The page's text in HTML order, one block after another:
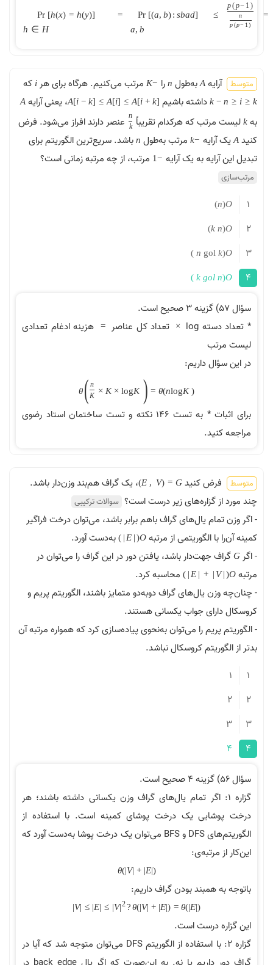
Pr [h(x) = h(y)]
h ∈ H
= Pr [(a, b): sbad]
a, b
≤
p(p− 1 )
n
p(p− 1 )
=
متوسط آرایه Aبه‌طول n را −
Kمرتب می‌کنیم. هرگاه برای هر i که
k
≤
i
≤
n
−
kداشته باشیم A[i − k] ≤ A[i] ≤ A[i + k] ، یعنی آرایه A
به k لیست مرتب که هرکدام تقریباً n
k عنصر دارند افراز می‌شود. فرض
کنید Aیک آرایه −
kمرتب به‌طول nباشد. سریع‌ترین الگوریتم برای
تبدیل این آرایه به یک آرایه −
1 مرتب، از چه مرتبه زمانی است؟
مرتب‌سازی
1
O
(
n
)
2
O
(
n
k
)
3
O
(
k
l
o
g
n
)
4
O
(
n
l
o
g
k
)
سؤال 57) گزینه 3 صحیح است.
* تعداد دسته
× log تعداد کل عناصر =
هزینه ادغام تعدادی
لیست مرتب
در این سؤال داریم:
θ( n
K
× K × logK ) = θ(nlogK )
برای اثبات * به تست 146 نکته و تست ساختمان استاد رضوی
مراجعه کنید.
متوسط فرض کنید G
=
(
V
,
E
)، یک گراف هم‌بند وزن‌دار باشد.
چند مورد از گزاره‌های زیر درست است؟ سوالات ترکیبی
- اگر وزن تمام یال‌های گراف باهم برابر باشد، می‌توان درخت فراگیر
کمینه آن‌را با الگوریتمی از مرتبه O
(
|
E
|
) به‌دست آورد.
- اگر G گراف جهت‌دار باشد، یافتن دور در این گراف را می‌توان در
مرتبه O
(
|
V
|
+
|
E
|
) محاسبه کرد.
- چنان‌چه وزن یال‌های گراف دوبه‌دو متمایز باشند، الگوریتم پریم و
کروسکال دارای جواب یکسانی هستند.
- الگوریتم پریم را می‌توان به‌نحوی پیاده‌سازی کرد که همواره مرتبه آن
بدتر از الگوریتم کروسکال نباشد.
1
2
3
4
سؤال 56) گزینه 4 صحیح است.
گزاره 1: اگر تمام یال‌های گراف وزن یکسانی داشته باشند؛ هر
درخت پوشایی یک درخت پوشای کمینه است. با استفاده از
الگوریتم‌های DFS و BFS می‌توان یک درخت پوشا به‌دست آورد که
این‌کار از مرتبه‌ی:
θ(|V| + |E|)
باتوجه به همبند بودن گراف داریم:
|V| ≤ |E| ≤ |V|2?θ(|V| + |E|) = θ(|E|)
این گزاره درست است.
گزاره 2: با استفاده از الگوریتم DFS می‌توان متوجه شد که آیا در